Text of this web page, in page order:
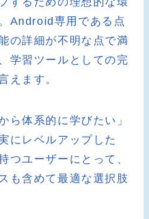
Android専用である点
の詳細が不明な点で満
学習ツールとしての完
えます。
ら体系的に学びたい」
にレベルアップした
つユーザーにとって、
も含めて最適な選択肢